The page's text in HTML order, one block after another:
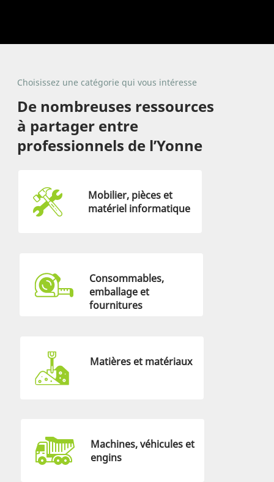
Choisissez une catégorie qui vous intéresse
De nombreuses ressources
à partager entre
professionnels de l’Yonne
Mobilier, pièces et
matériel informatique
Consommables,
emballage et
fournitures
Matières et matériaux
Machines, véhicules et
engins